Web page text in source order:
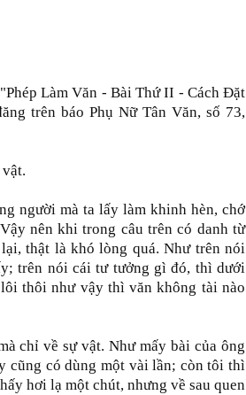
Làm Văn - Bài Thứ II - Cách Đặt
trên báo Phụ Nữ Tân Văn, số 73,
người mà ta lấy làm khinh hèn, chớ
nên khi trong câu trên có danh từ
thật là khó lòng quá. Như trên nói
trên nói cái tư tưởng gì đó, thì dưới
thôi như vậy thì văn không tài nào
chỉ về sự vật. Như mấy bài của ông
cũng có dùng một vài lần; còn tôi thì
hơi lạ một chút, nhưng về sau quen